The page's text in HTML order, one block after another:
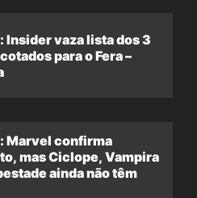
Insider vaza lista dos 3
para o Fera –
Marvel confirma
mas Ciclope, Vampira
ainda não têm